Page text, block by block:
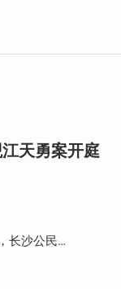
天勇案开庭
长沙公民…